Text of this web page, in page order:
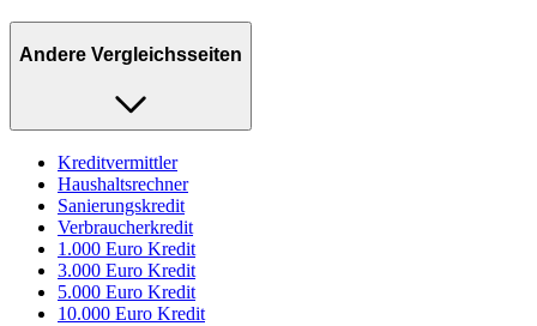
Andere Vergleichsseiten
Kreditvermittler
Haushaltsrechner
Sanierungskredit
Verbraucherkredit
1.000 Euro Kredit
3.000 Euro Kredit
5.000 Euro Kredit
10.000 Euro Kredit